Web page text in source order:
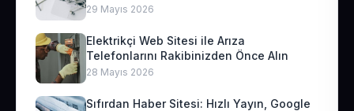
29 Mayıs 2026
Elektrikçi Web Sitesi ile Arıza
Telefonlarını Rakibinizden Önce Alın
28 Mayıs 2026
Sıfırdan Haber Sitesi: Hızlı Yayın, Google